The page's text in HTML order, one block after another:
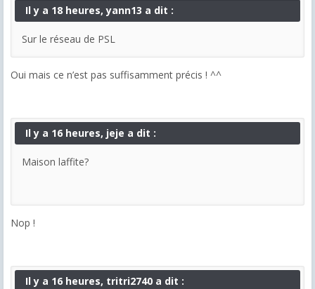
Il y a 18 heures, yann13 a dit :
Sur le réseau de PSL
Oui mais ce n’est pas suffisamment précis ! ^^
Il y a 16 heures, jeje a dit :
Maison laffite?
Nop !
Il y a 16 heures, tritri2740 a dit :